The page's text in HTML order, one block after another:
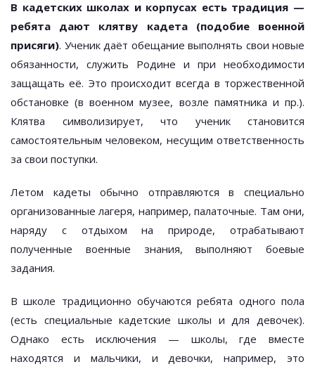
В кадетских школах и корпусах есть традиция —
ребята дают клятву кадета (подобие военной
присяги). Ученик даёт обещание выполнять свои новые
обязанности, служить Родине и при необходимости
защащать её. Это происходит всегда в торжественной
обстановке (в военном музее, возле памятника и пр.).
Клятва символизирует, что ученик становится
самостоятельным человеком, несущим ответственность
за свои поступки.
Летом кадеты обычно отправляются в специально
организованные лагеря, например, палаточные. Там они,
наряду с отдыхом на природе, отрабатывают
полученные военные знания, выполняют боевые
задания.
В школе традиционно обучаются ребята одного пола
(есть специальные кадетские школы и для девочек).
Однако есть исключения — школы, где вместе
находятся и мальчики, и девочки, например, это